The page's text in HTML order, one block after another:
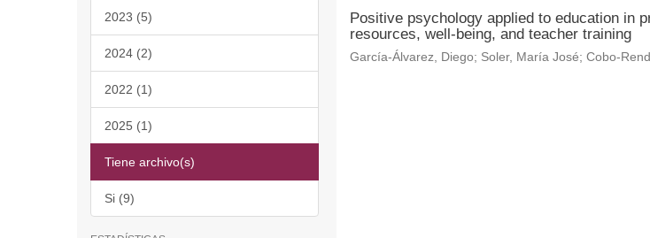
2023 (5)
2024 (2)
2022 (1)
2025 (1)
Tiene archivo(s)
Si (9)
Positive psychology applied to education in
resources, well-being, and teacher training
García-Álvarez, Diego; Soler, María José; Cobo-